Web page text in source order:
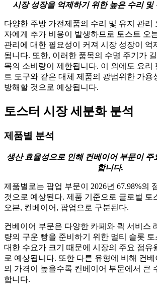
시장 성장을 억제하기 위한 높은 수리 및
다양한 주방 가전제품의 수리 및 유지 관리
자에게 추가 비용이 발생하므로 토스트 오
관리에 대한 필요성이 커져 시장 성장이 억
됩니다. 또한, 이러한 품목의 수명 주기가
목의 소비량이 제한됩니다. 이 외에도 요리
트 도구와 같은 대체 제품의 광범위한 가용
방해할 것으로 예상됩니다.
토스터 시장 세분화 분석
제품별 분석
생산 효율성으로 인해 컨베이어 부문이 주
합니다.
제품별로는 팝업 부문이 2026년 67.98%의
것으로 예상된다. 제품 기준으로 글로벌 토
오븐, 컨베이어, 팝업으로 구분된다.
컨베이어 부문은 다양한 카페와 퀵 서비스
량의 구운 빵을 준비하기 위한 멀티 슬롯 토
대한 수요가 크기 때문에 시장의 주요 점유
로 예상됩니다. 또한 다른 유형에 비해 컨베
의 가격이 높을수록 컨베이어 부문에서 큰
합니다.